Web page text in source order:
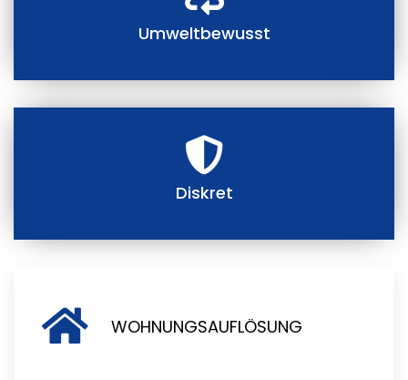
Umweltbewusst
Diskret
WOHNUNGSAUFLÖSUNG